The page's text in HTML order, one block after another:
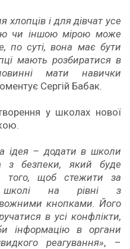
хлопців і для дівчат усе
чи іншою мірою може
по суті, вона має бути
мають розбиратися в
мати навички
Сергій Бабак.
у школах нової
ідея – додати в школи
з безпеки, який буде
того, щоб стежити за
на рівні з
кнопками. Його
в усі конфлікти,
інформацію в органи
реагування», –